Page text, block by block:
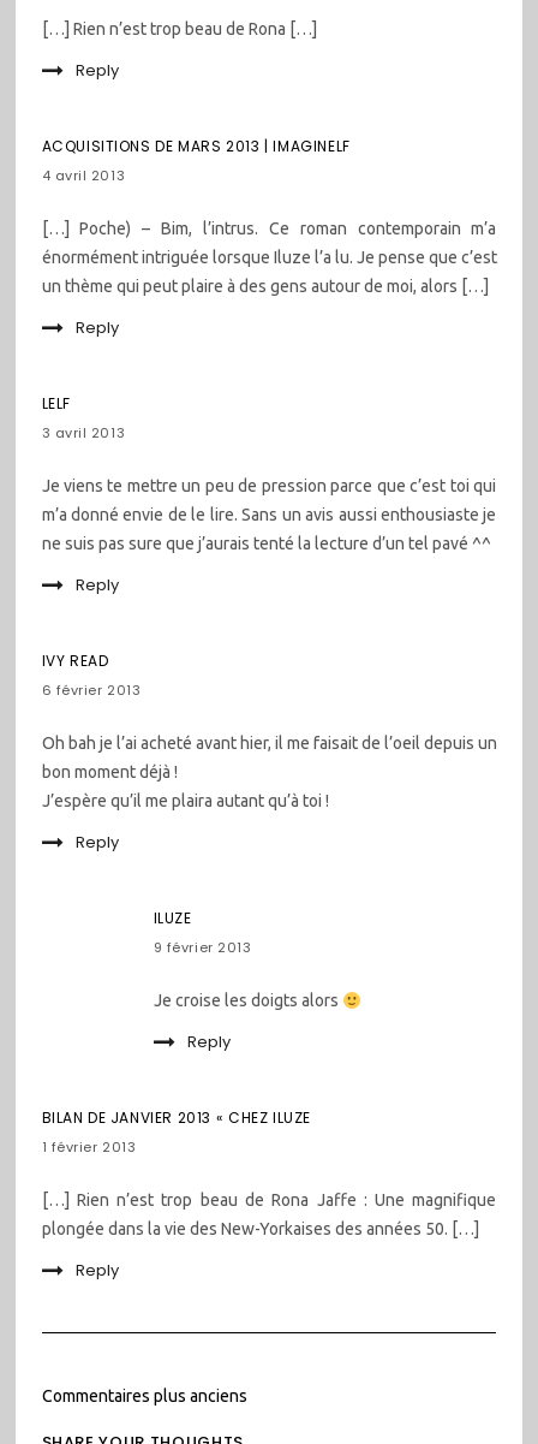
[…] Rien n’est trop beau de Rona […]
Reply
ACQUISITIONS DE MARS 2013 | IMAGINELF
4 avril 2013
[…] Poche) – Bim, l’intrus. Ce roman contemporain m’a
énormément intriguée lorsque Iluze l’a lu. Je pense que c’est
un thème qui peut plaire à des gens autour de moi, alors […]
Reply
LELF
3 avril 2013
Je viens te mettre un peu de pression parce que c’est toi qui
m’a donné envie de le lire. Sans un avis aussi enthousiaste je
ne suis pas sure que j’aurais tenté la lecture d’un tel pavé ^^
Reply
IVY READ
6 février 2013
Oh bah je l’ai acheté avant hier, il me faisait de l’oeil depuis un
bon moment déjà !
J’espère qu’il me plaira autant qu’à toi !
Reply
ILUZE
9 février 2013
Je croise les doigts alors
Reply
BILAN DE JANVIER 2013 « CHEZ ILUZE
1 février 2013
[…] Rien n’est trop beau de Rona Jaffe : Une magnifique
plongée dans la vie des New-Yorkaises des années 50. […]
Reply
Navigation
dans
Commentaires plus anciens